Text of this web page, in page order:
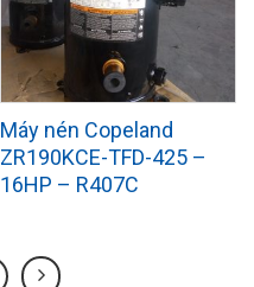
Máy nén Copeland
ZR190KCE-TFD-425 –
16HP – R407C